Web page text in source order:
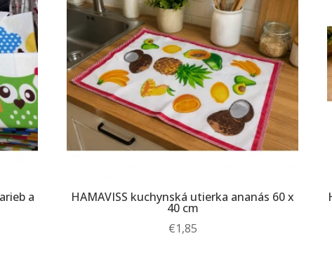
a HAMAVISS kuchynská utierka ananás 60 x
40 cm
€1,85